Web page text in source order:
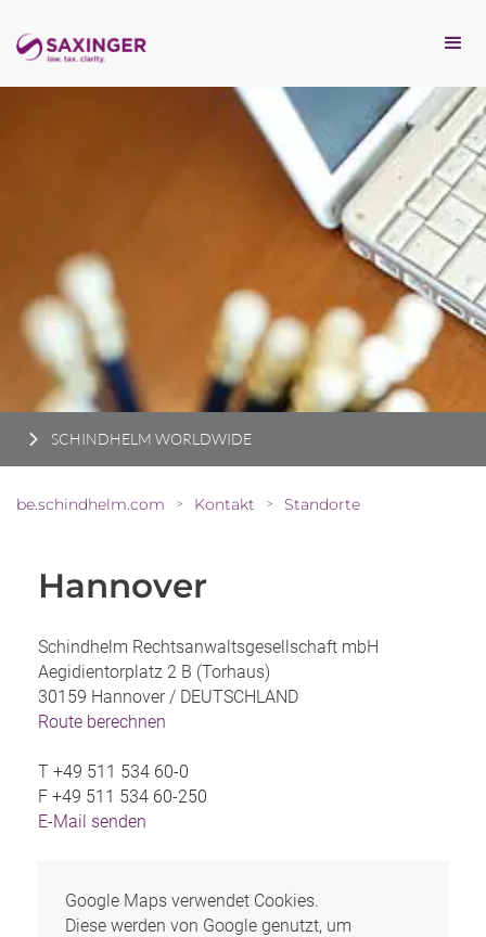
SCHINDHELM WORLDWIDE
be.schindhelm.com > Kontakt > Standorte
Hannover
Schindhelm Rechtsanwaltsgesellschaft mbH
Aegidientorplatz 2 B (Torhaus)
30159 Hannover / DEUTSCHLAND
Route berechnen
T +49 511 534 60-0
F +49 511 534 60-250
E-Mail senden
Google Maps verwendet Cookies.
Diese werden von Google genutzt, um